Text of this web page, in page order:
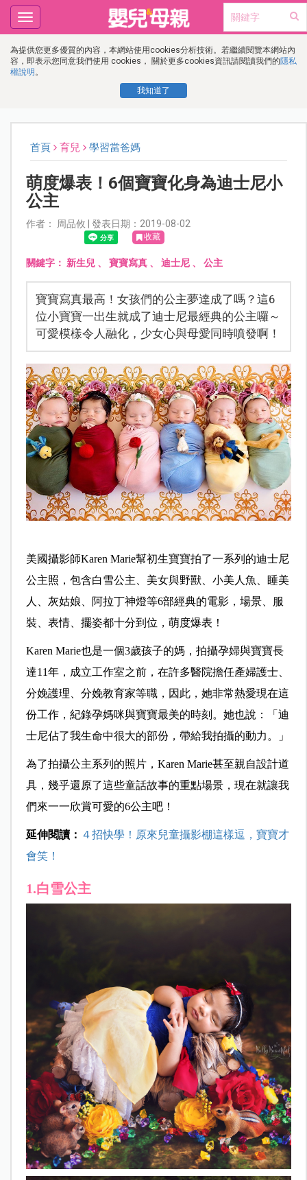
為提供您更多優質的內容，本網站使用cookies分析技術。若繼續閱覽本網站內
容，即表示您同意我們使用 cookies， 關於更多cookies資訊請閱讀我們的隱私
權說明 。
我知道了
Toggle
navigation
首頁 育兒 學習當爸媽
萌度爆表！6個寶寶化身為迪士尼小
公主
作者： 周品攸 | 發表日期：2019-08-02
收藏
關鍵字： 新生兒、 寶寶寫真、 迪士尼、 公主
寶寶寫真最高！女孩們的公主夢達成了嗎？這6
位小寶寶一出生就成了迪士尼最經典的公主囉～
可愛模樣令人融化，少女心與母愛同時噴發啊！
美國攝影師Karen Marie幫初生寶寶拍了一系列的迪士尼
公主照，包含白雪公主、美女與野獸、小美人魚、睡美
人、灰姑娘、阿拉丁神燈等6部經典的電影，場景、服
裝、表情、擺姿都十分到位，萌度爆表！
Karen Marie也是一個3歲孩子的媽，拍攝孕婦與寶寶長
達11年，成立工作室之前，在許多醫院擔任產婦護士、
分娩護理、分娩教育家等職，因此，她非常熱愛現在這
份工作，紀錄孕媽咪與寶寶最美的時刻。她也說：「迪
士尼佔了我生命中很大的部份，帶給我拍攝的動力。」
為了拍攝公主系列的照片，Karen Marie甚至親自設計道
具，幾乎還原了這些童話故事的重點場景，現在就讓我
們來一一欣賞可愛的6公主吧！
延伸閱讀： ４招快學！原來兒童攝影棚這樣逗，寶寶才
會笑！
1.白雪公主